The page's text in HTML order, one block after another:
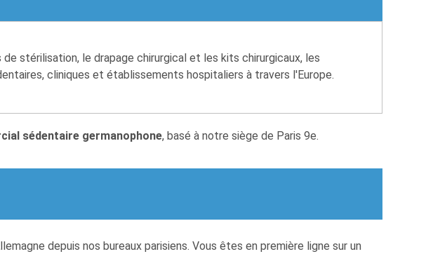
stérilisation, le drapage chirurgical et les kits chirurgicaux, les
cliniques et établissements hospitaliers à travers l'Europe.
sédentaire germanophone, basé à notre siège de Paris 9e.
depuis nos bureaux parisiens. Vous êtes en première ligne sur un